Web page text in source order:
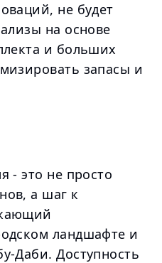
не будет
на основе
и больших
запасы и
- это не просто
а шаг к
ландшафте и
Даби. Доступность